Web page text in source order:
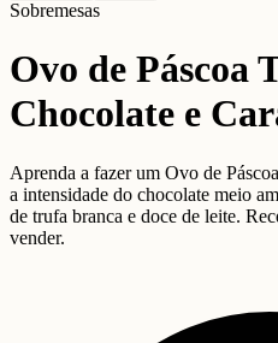
Sobremesas
Ovo de Páscoa
Chocolate e
Aprenda a fazer um Ovo de
a intensidade do chocolate meio
de trufa branca e doce de leite.
vender.